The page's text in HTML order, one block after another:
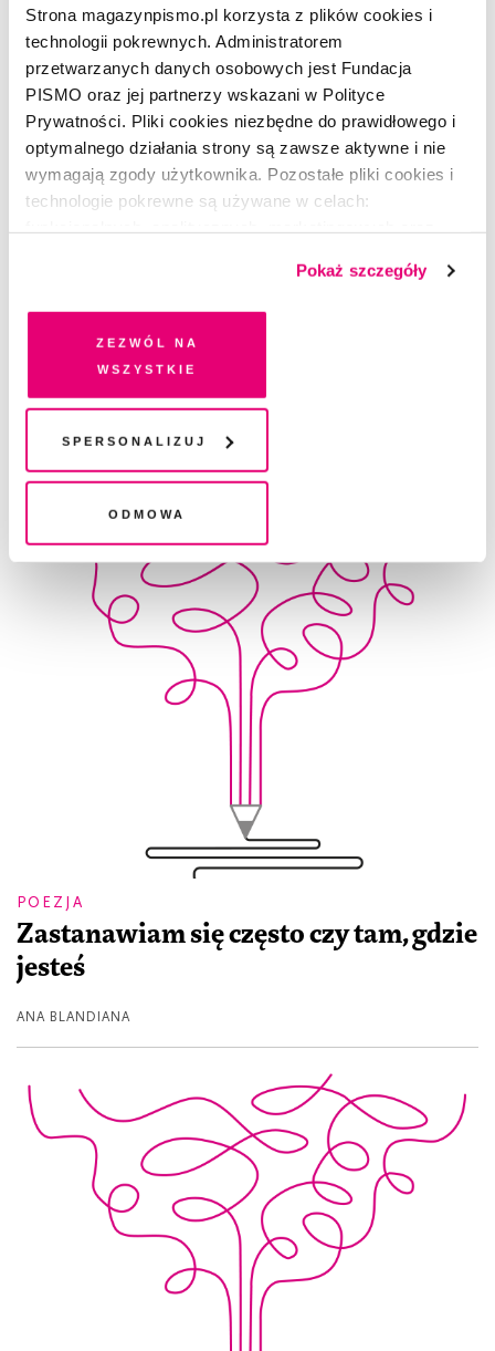
Strona magazynpismo.pl korzysta z plików cookies i
technologii pokrewnych. Administratorem
przetwarzanych danych osobowych jest Fundacja
PISMO oraz jej partnerzy wskazani w Polityce
Prywatności. Pliki cookies niezbędne do prawidłowego i
optymalnego działania strony są zawsze aktywne i nie
wymagają zgody użytkownika. Pozostałe pliki cookies i
technologie pokrewne są używane w celach:
dobrowolną zgodę na pliki cookies i technologie
pokrewne, zgadzasz się na przechowywanie informacji
na Twoim urządzeniu końcowym lub dostęp do niego i
przetwarzanie danych. Zgodę na wszystkie lub niektóre
chwili wycofać lub ponowić w zakładce "Ustawienia
plików cookie". Wycofanie zgody nie wpływa na
legalność przetwarzania danych przed jej wycofaniem
Pokaż szczegóły
Zezwól na
wszystkie
Spersonalizuj
Odmowa
Wiersz bez tytułu
POEZJA
Zastanawiam się często czy tam, gdzie
jesteś
ANA BLANDIANA